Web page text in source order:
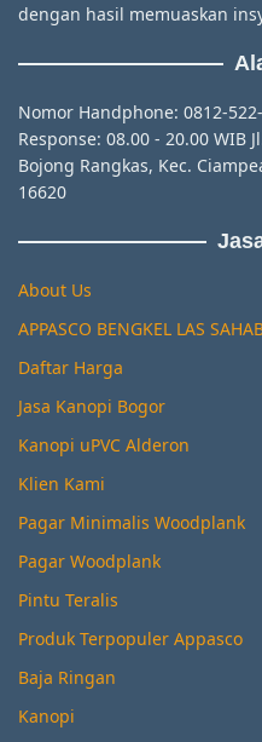
dengan hasil memuaskan
Nomor Handphone: 0812-
Response: 08.00 - 20.00 WIB
Bojong Rangkas, Kec.
16620
About Us
APPASCO BENGKEL LAS
Daftar Harga
Jasa Kanopi Bogor
Kanopi uPVC Alderon
Klien Kami
Pagar Minimalis Woodplank
Pagar Woodplank
Pintu Teralis
Produk Terpopuler Appasco
Baja Ringan
Kanopi